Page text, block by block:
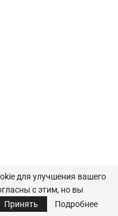
для улучшения вашего
с этим, но вы
Принять Подробнее